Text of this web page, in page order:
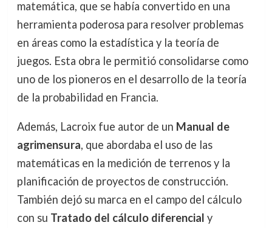
matemática, que se había convertido en una
herramienta poderosa para resolver problemas
en áreas como la estadística y la teoría de
juegos. Esta obra le permitió consolidarse como
uno de los pioneros en el desarrollo de la teoría
de la probabilidad en Francia.
Además, Lacroix fue autor de un Manual de
agrimensura, que abordaba el uso de las
matemáticas en la medición de terrenos y la
planificación de proyectos de construcción.
También dejó su marca en el campo del cálculo
con su Tratado del cálculo diferencial y